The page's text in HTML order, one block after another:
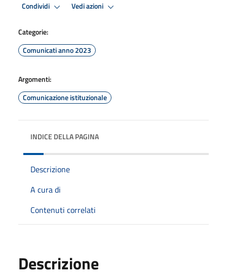
Condividi Vedi azioni
Categorie:
Comunicati anno 2023
Argomenti:
Comunicazione istituzionale
INDICE DELLA PAGINA
Descrizione
A cura di
Contenuti correlati
Descrizione